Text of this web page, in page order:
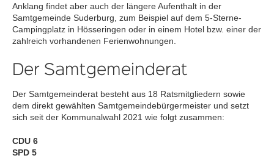
Anklang findet aber auch der längere Aufenthalt in der
Samtgemeinde Suderburg, zum Beispiel auf dem 5-Sterne-
Campingplatz in Hösseringen oder in einem Hotel bzw. einer der
zahlreich vorhandenen Ferienwohnungen.
Der Samtgemeinderat
Der Samtgemeinderat besteht aus 18 Ratsmitgliedern sowie
dem direkt gewählten Samtgemeindebürgermeister und setzt
sich seit der Kommunalwahl 2021 wie folgt zusammen:
CDU 6
SPD 5